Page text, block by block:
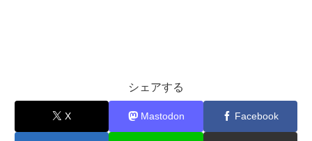
シェアする
X Mastodon Facebook